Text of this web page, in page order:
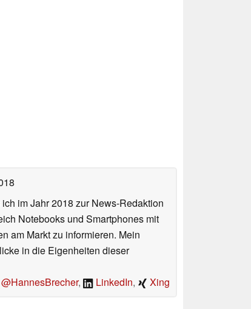
im Jahr 2018 zur News-Redaktion
Notebooks und Smartphones mit
am Markt zu informieren. Mein
in die Eigenheiten dieser
@HannesBrecher, LinkedIn, Xing